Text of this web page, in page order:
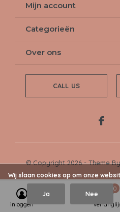
Mijn account
Categorieën
Over ons
CALL US
© Copyright2026- Theme
inloggen
0
Wij slaan cookies op om onze
Ja Nee